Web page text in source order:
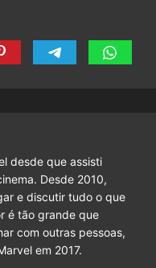
desde que assisti
Desde 2010,
e discutir tudo o que
é tão grande que
com outras pessoas,
em 2017.